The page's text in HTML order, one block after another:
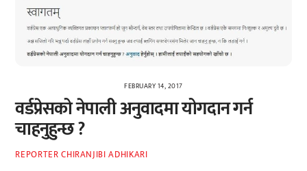
FEBRUARY 14, 2017
वर्डप्रेसको नेपाली अनुवादमा योगदान गर्न
चाहनुहुन्छ ?
REPORTER CHIRANJIBI ADHIKARI